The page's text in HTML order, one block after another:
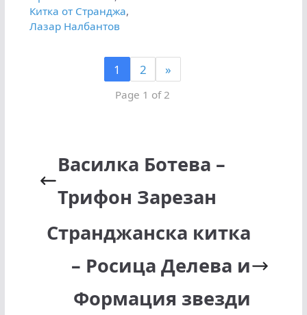
Китка от Странджа,
Лазар Налбантов
1 2 »
Page 1 of 2
Василка Ботева –
Трифон Зарезан
Странджанска китка
– Росица Делева и
Формация звезди